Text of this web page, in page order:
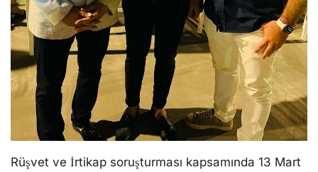
Rüşvet ve İrtikap soruşturması kapsamında 13 Mart